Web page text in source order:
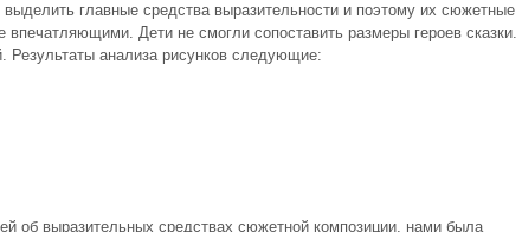
главные средства выразительности и поэтому их сюжетные
Дети не смогли сопоставить размеры героев сказки.
Результаты анализа рисунков следующие:
об выразительных средствах сюжетной композиции, нами была